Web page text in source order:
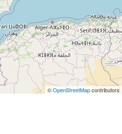
©OpenStreetMapcontributors